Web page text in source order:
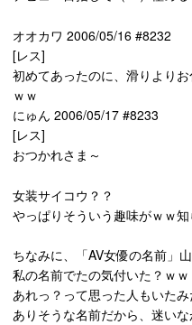
オオカワ 2006/05/16 #8232
[レス]
初めてあったのに、滑りより
ｗｗ
にゅん 2006/05/17 #8233
[レス]
おつかれさま～
女装サイコウ？？
やっぱりそういう趣味がｗｗ
ちなみに、「AV女優の名前」山
私の名前でたの気付いた？ｗｗ
あれっ？って思った人もいたみ
ありそうな名前だから、迷い